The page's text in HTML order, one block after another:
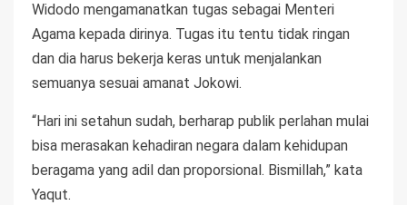
Widodo mengamanatkan tugas sebagai Menteri
Agama kepada dirinya. Tugas itu tentu tidak ringan
dan dia harus bekerja keras untuk menjalankan
semuanya sesuai amanat Jokowi.
“Hari ini setahun sudah, berharap publik perlahan mulai
bisa merasakan kehadiran negara dalam kehidupan
beragama yang adil dan proporsional. Bismillah,” kata
Yaqut.